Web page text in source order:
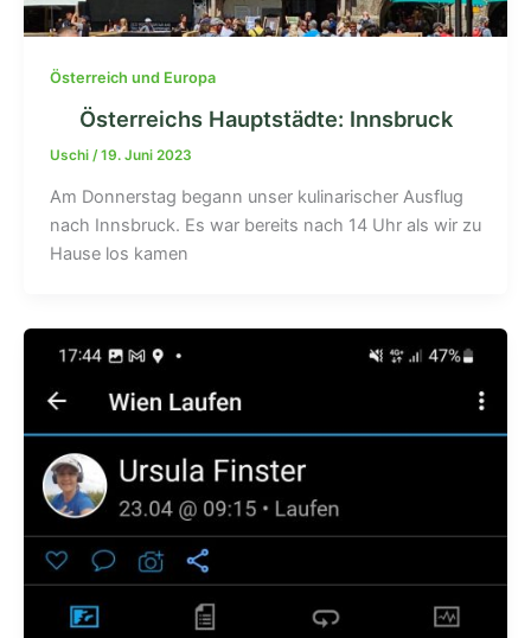
Österreich und Europa
Österreichs Hauptstädte: Innsbruck
Uschi /19. Juni 2023
Am Donnerstag begann unser kulinarischer Ausflug
nach Innsbruck. Es war bereits nach 14 Uhr als wir zu
Hause los kamen